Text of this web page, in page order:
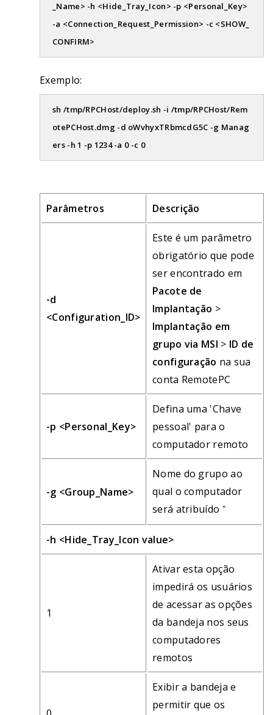
_Name> -h <Hide_Tray_Icon> -p <Personal_Key>
-a <Connection_Request_Permission> -c <SHOW_
CONFIRM>
Exemplo:
sh /tmp/RPCHost/deploy.sh -i /tmp/RPCHost/Rem
otePCHost.dmg -d oWvhyxTRbmcdG5C -g Manag
ers -h 1 -p 1234 -a 0 -c 0
Parâmetros Descrição
-d
<Configuration_ID>
Este é um parâmetro
obrigatório que pode
ser encontrado em
Pacote de
Implantação >
Implantação em
grupo via MSI > ID de
configuração na sua
conta RemotePC
-p <Personal_Key>
Defina uma 'Chave
pessoal' para o
computador remoto
-g <Group_Name>
Nome do grupo ao
qual o computador
será atribuído *
-h <Hide_Tray_Icon value>
1
Ativar esta opção
impedirá os usuários
de acessar as opções
da bandeja nos seus
computadores
remotos
Exibir a bandeja e
permitir que os